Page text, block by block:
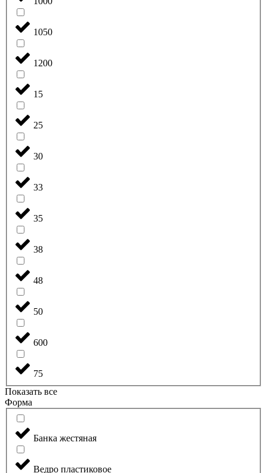
1050
1200
15
25
30
33
35
38
48
50
600
75
Показать все
Форма
Банка жестяная
Ведро пластиковое